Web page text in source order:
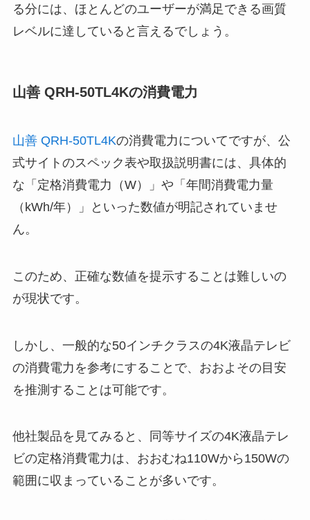
る分には、ほとんどのユーザーが満足できる画質
レベルに達していると言えるでしょう。
山善 QRH-50TL4Kの消費電力
山善 QRH-50TL4Kの消費電力についてですが、公
式サイトのスペック表や取扱説明書には、具体的
な「定格消費電力（W）」や「年間消費電力量
（kWh/年）」といった数値が明記されていませ
ん。
このため、正確な数値を提示することは難しいの
が現状です。
しかし、一般的な50インチクラスの4K液晶テレビ
の消費電力を参考にすることで、おおよその目安
を推測することは可能です。
他社製品を見てみると、同等サイズの4K液晶テレ
ビの定格消費電力は、おおむね110Wから150Wの
範囲に収まっていることが多いです。